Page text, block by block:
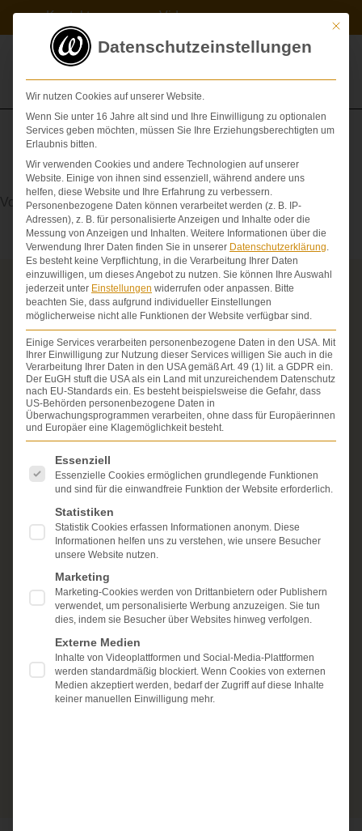
springen
Kontakt Videos
Atrium
Vorhof (des Herzens)
Über die Schmerzensgeld-Spezialisten
Seit über 25 Jahren vertreten wir als Fachanwälte
ausschließlich Geschädigte bei schweren
Personenschäden. Wir verfügen über ausgewiesene
Erfahrung im Arzthaftungsrecht, bei Unfallfolgen und
bei der Durchsetzung von Schmerzensgeld- und
Schadensersatzansprüchen.Ihr Recht steht für uns
im Mittelpunkt.
Mehr erfahren:
Unsere Kanzlei
Kostenlose Erstberatung
Mit
Datenschutzeinstellungen
Wir nutzen Cookies auf unserer Website.
Wenn Sie unter 16 Jahre alt sind und Ihre Einwilligung zu optionalen
Services geben möchten, müssen Sie Ihre Erziehungsberechtigten um
Erlaubnis bitten.
Wir verwenden Cookies und andere Technologien auf unserer
Website. Einige von ihnen sind essenziell, während andere uns
helfen, diese Website und Ihre Erfahrung zu verbessern.
Personenbezogene Daten können verarbeitet werden (z. B. IP-
Adressen), z. B. für personalisierte Anzeigen und Inhalte oder die
Messung von Anzeigen und Inhalten. Weitere Informationen über die
Verwendung Ihrer Daten finden Sie in unserer Datenschutzerklärung.
Es besteht keine Verpflichtung, in die Verarbeitung Ihrer Daten
einzuwilligen, um dieses Angebot zu nutzen. Sie können Ihre Auswahl
jederzeit unter Einstellungen widerrufen oder anpassen. Bitte
beachten Sie, dass aufgrund individueller Einstellungen
möglicherweise nicht alle Funktionen der Website verfügbar sind.
Einige Services verarbeiten personenbezogene Daten in den USA. Mit
Ihrer Einwilligung zur Nutzung dieser Services willigen Sie auch in die
Verarbeitung Ihrer Daten in den USA gemäß Art. 49 (1) lit. a GDPR ein.
Der EuGH stuft die USA als ein Land mit unzureichendem Datenschutz
nach EU-Standards ein. Es besteht beispielsweise die Gefahr, dass
US-Behörden personenbezogene Daten in
Überwachungsprogrammen verarbeiten, ohne dass für Europäerinnen
und Europäer eine Klagemöglichkeit besteht.
Es folgt eine Liste der Service-Gruppen, für die eine
Essenziell
Essenzielle Cookies ermöglichen grundlegende Funktionen
und sind für die einwandfreie Funktion der Website erforderlich.
Statistiken
Statistik Cookies erfassen Informationen anonym. Diese
Informationen helfen uns zu verstehen, wie unsere Besucher
unsere Website nutzen.
Marketing
Marketing-Cookies werden von Drittanbietern oder Publishern
verwendet, um personalisierte Werbung anzuzeigen. Sie tun
dies, indem sie Besucher über Websites hinweg verfolgen.
Externe Medien
Inhalte von Videoplattformen und Social-Media-Plattformen
werden standardmäßig blockiert. Wenn Cookies von externen
Medien akzeptiert werden, bedarf der Zugriff auf diese Inhalte
keiner manuellen Einwilligung mehr.